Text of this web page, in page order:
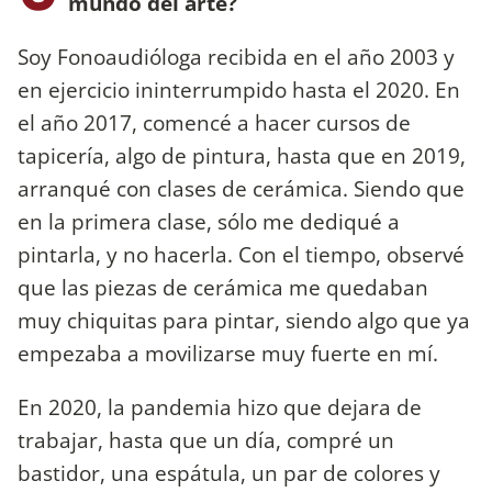
Soy Fonoaudióloga recibida en el año 2003 y
en ejercicio ininterrumpido hasta el 2020. En
el año 2017, comencé a hacer cursos de
tapicería, algo de pintura, hasta que en 2019,
arranqué con clases de cerámica. Siendo que
en la primera clase, sólo me dediqué a
pintarla, y no hacerla. Con el tiempo, observé
que las piezas de cerámica me quedaban
muy chiquitas para pintar, siendo algo que ya
empezaba a movilizarse muy fuerte en mí.
En 2020, la pandemia hizo que dejara de
trabajar, hasta que un día, compré un
bastidor, una espátula, un par de colores y